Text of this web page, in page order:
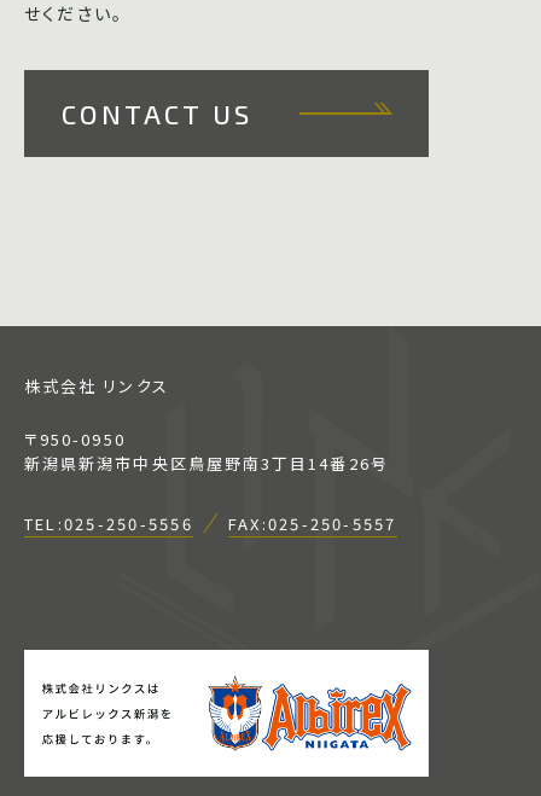
せください。
CONTACT US
株式会社 リンクス
〒950-0950
新潟県新潟市中央区鳥屋野南3丁目14番26号
TEL:025-250-5556 FAX:025-250-5557